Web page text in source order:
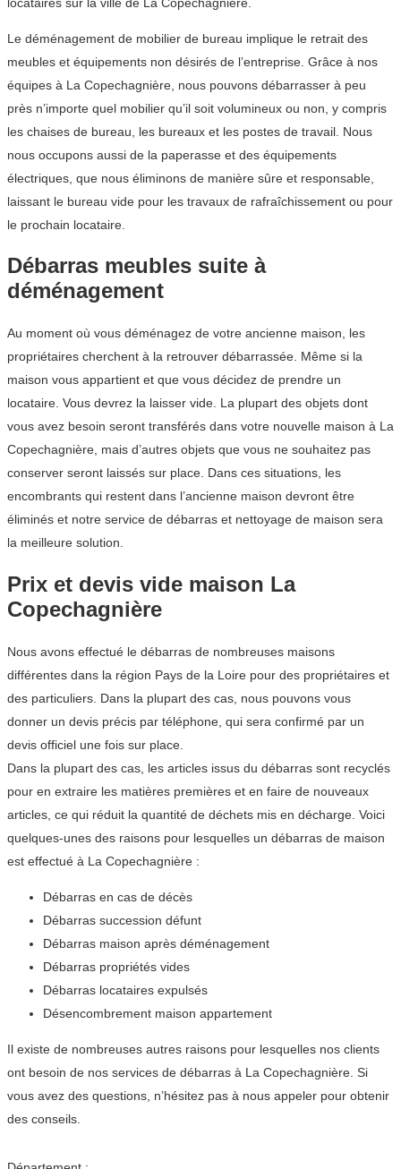
Le déménagement de mobilier de bureau implique le retrait des
meubles et équipements non désirés de l’entreprise. Grâce à nos
équipes à La Copechagnière, nous pouvons débarrasser à peu
près n’importe quel mobilier qu’il soit volumineux ou non, y compris
les chaises de bureau, les bureaux et les postes de travail. Nous
nous occupons aussi de la paperasse et des équipements
électriques, que nous éliminons de manière sûre et responsable,
laissant le bureau vide pour les travaux de rafraîchissement ou pour
le prochain locataire.
Débarras meubles suite à
déménagement
Au moment où vous déménagez de votre ancienne maison, les
propriétaires cherchent à la retrouver débarrassée. Même si la
maison vous appartient et que vous décidez de prendre un
locataire. Vous devrez la laisser vide. La plupart des objets dont
vous avez besoin seront transférés dans votre nouvelle maison à La
Copechagnière, mais d’autres objets que vous ne souhaitez pas
conserver seront laissés sur place. Dans ces situations, les
encombrants qui restent dans l’ancienne maison devront être
éliminés et notre service de débarras et nettoyage de maison sera
la meilleure solution.
Prix et devis vide maison La
Copechagnière
Nous avons effectué le débarras de nombreuses maisons
différentes dans la région Pays de la Loire pour des propriétaires et
des particuliers. Dans la plupart des cas, nous pouvons vous
donner un devis précis par téléphone, qui sera confirmé par un
devis officiel une fois sur place.
Dans la plupart des cas, les articles issus du débarras sont recyclés
pour en extraire les matières premières et en faire de nouveaux
articles, ce qui réduit la quantité de déchets mis en décharge. Voici
quelques-unes des raisons pour lesquelles un débarras de maison
est effectué à La Copechagnière :
Débarras en cas de décès
Débarras succession défunt
Débarras maison après déménagement
Débarras propriétés vides
Débarras locataires expulsés
Désencombrement maison appartement
Il existe de nombreuses autres raisons pour lesquelles nos clients
ont besoin de nos services de débarras à La Copechagnière. Si
vous avez des questions, n’hésitez pas à nous appeler pour obtenir
des conseils.